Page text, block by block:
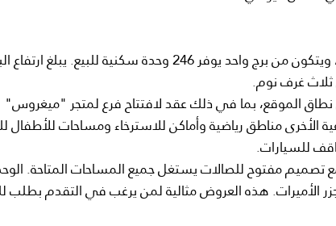
غرف نوم.
داخل نطاق الموقع، بما في ذلك عقد لافتتاح فرع لمتجر "ميغروس"
مناطق رياضية وأماكن للاسترخاء ومساحات للأطفال
مع تصميم مفتوح للصالات يستغل جميع المساحات المتاحة.
وجزر الأميرات. هذه العروض مثالية لمن يرغب في التقدم